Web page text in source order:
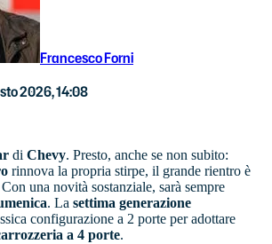
Francesco Forni
2026, 14:08
di Chevy. Presto, anche se non subito:
rinnova la propria stirpe, il grande rientro è
una novità sostanziale, sarà sempre
. La settima generazione
configurazione a 2 porte per adottare
a 4 porte.